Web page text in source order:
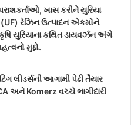
t
e
a
g
a
ખાસ કરીને યુરિયા
(UF) રેઝિન ઉત્પાદન એકમોને
યુરિયાના કથિત ડાયવર્ઝન અંગે
મુદ્દો.
લીડર્સની આગામી પેઢી તૈયાર
અને Komerz વચ્ચે ભાગીદારી